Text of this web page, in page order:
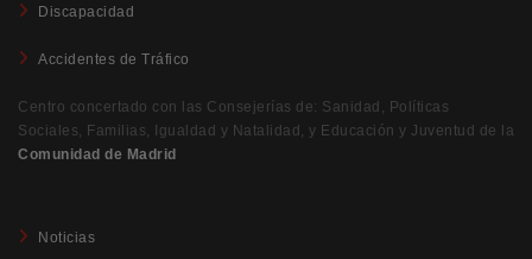
Discapacidad
Accidentes de Tráfico
Centro concertado con las Consejerías de: Sanidad, Políticas
Sociales, Familias, Igualdad y Natalidad, y Educación y Juventud de la
Comunidad de Madrid
Noticias